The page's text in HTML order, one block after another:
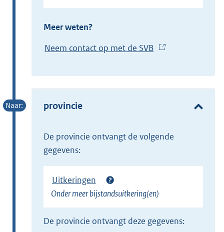
Meer weten?
Neem contact op met de SVB
x
t
e
i
k
)
provincie
de provincie ontvangt de volgende
gegevens:
Uitkeringen
Onder meer bijstandsuitkering(en)
de provincie ontvangt deze gegevens: